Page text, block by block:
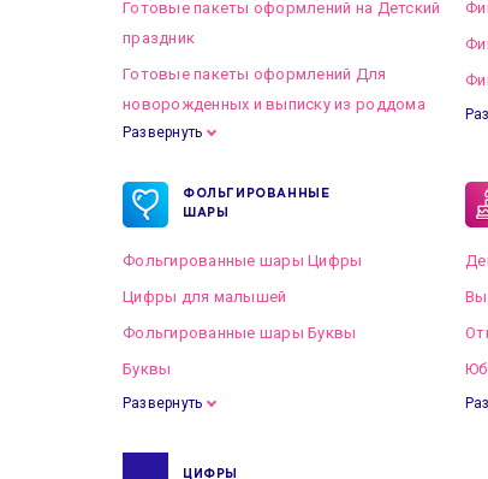
Готовые пакеты оформлений на Детский
праздник
Готовые пакеты оформлений Для
новорожденных и выписку из роддома
Готовые пакеты оформлений на Свадьбу
Развернуть
ФОЛЬГИРОВАННЫЕ
ШАРЫ
Фольгированные шары Цифры
Цифры для малышей
Фольгированные шары Буквы
Буквы
Развернуть
ЦИФРЫ